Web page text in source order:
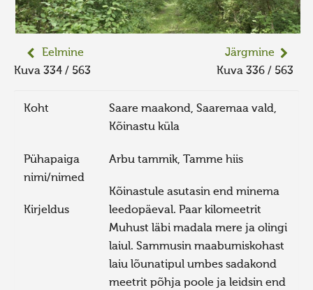
Eelmine
Kuva 334 / 563
Järgmine
Kuva 336 / 563
Koht
Saare maakond, Saaremaa vald,
Kõinastu küla
Pühapaiga
nimi/nimed
Arbu tammik, Tamme hiis
Kirjeldus
Kõinastule asutasin end minema
leedopäeval. Paar kilomeetrit
Muhust läbi madala mere ja olingi
laiul. Sammusin maabumiskohast
laiu lõunatipul umbes sadakond
meetrit põhja poole ja leidsin end